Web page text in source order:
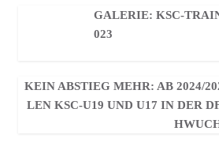
GALERIE: KSC-
023
KEIN ABSTIEG MEHR: AB 2024/
LEN KSC-U19 UND U17 IN DER